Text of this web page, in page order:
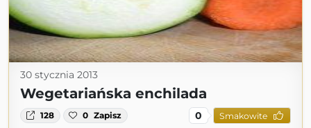
30 stycznia 2013
Wegetariańska enchilada
128 0 Zapisz 0 Smakowite